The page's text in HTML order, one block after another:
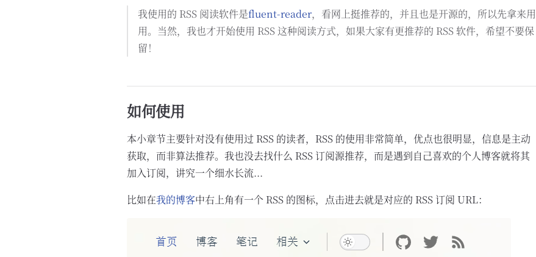
我使用的 RSS 阅读软件是fluent-reader，看网上挺推荐的，并且也是开源的，所以先拿来用
用。当然，我也才开始使用 RSS 这种阅读方式，如果大家有更推荐的 RSS 软件，希望不要保
留！
如何使用
本小章节主要针对没有使用过 RSS 的读者，RSS 的使用非常简单，优点也很明显，信息是主动
获取，而非算法推荐。我也没去找什么 RSS 订阅源推荐，而是遇到自己喜欢的个人博客就将其
加入订阅，讲究一个细水长流...
比如在我的博客中右上角有一个 RSS 的图标，点击进去就是对应的 RSS 订阅 URL：